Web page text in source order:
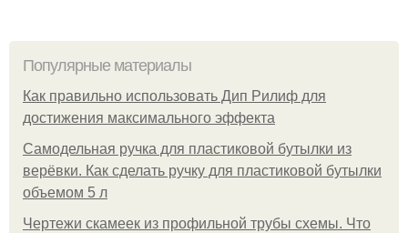
Популярные материалы
Как правильно использовать Дип Рилиф для
достижения максимального эффекта
Самодельная ручка для пластиковой бутылки из
верёвки. Как сделать ручку для пластиковой бутылки
объемом 5 л
Чертежи скамеек из профильной трубы схемы. Что